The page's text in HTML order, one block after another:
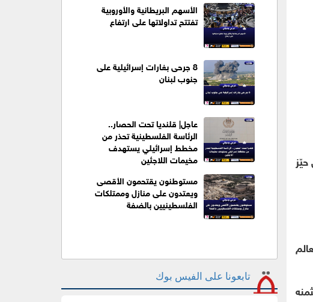
الأسهم البريطانية والأوروبية
تفتتح تداولاتها على ارتفاع
8 جرحى بغارات إسرائيلية على
جنوب لبنان
عاجل| قلنديا تحت الحصار..
الرئاسة الفلسطينية تحذر من
مخطط إسرائيلي يستهدف
مخيمات اللاجئين
مستوطنون يقتحمون الأقصى
ويعتدون على منازل وممتلكات
الفلسطينيين بالضفة
تابعونا على الفيس بوك